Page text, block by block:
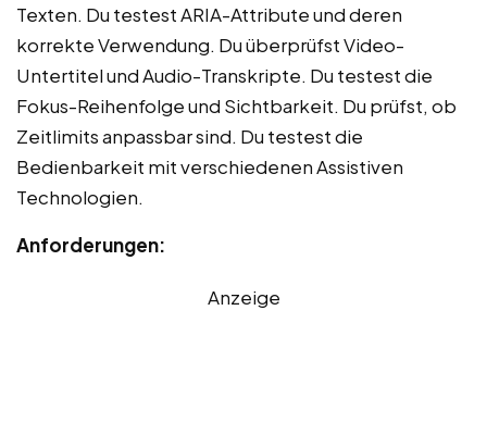
Texten. Du testest ARIA-Attribute und deren
korrekte Verwendung. Du überprüfst Video-
Untertitel und Audio-Transkripte. Du testest die
Fokus-Reihenfolge und Sichtbarkeit. Du prüfst, ob
Zeitlimits anpassbar sind. Du testest die
Bedienbarkeit mit verschiedenen Assistiven
Technologien.
Anforderungen:
Anzeige